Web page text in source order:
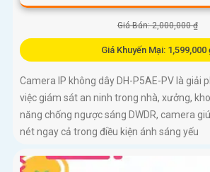
Giá Bán: 2,000,000 ₫
Giá Khuyến Mại: 1,599,000
Camera IP không dây DH-P5AE-PV là giải
việc giám sát an ninh trong nhà, xưởng,
năng chống ngược sáng DWDR, camera
nét ngay cả trong điều kiện ánh sáng yếu